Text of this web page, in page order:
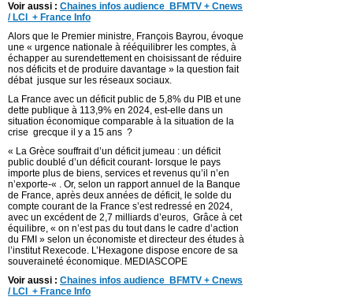
Voir aussi : Chaines infos audience BFMTV + Cnews
/ LCI + France Info
Alors que le Premier ministre, François Bayrou, évoque
une « urgence nationale à rééquilibrer les comptes, à
échapper au surendettement en choisissant de réduire
nos déficits et de produire davantage » la question fait
débat jusque sur les réseaux sociaux.
La France avec un déficit public de 5,8% du PIB et une
dette publique à 113,9% en 2024, est-elle dans un
situation économique comparable à la situation de la
crise grecque il y a 15 ans ?
« La Grèce souffrait d’un déficit jumeau : un déficit
public doublé d’un déficit courant- lorsque le pays
importe plus de biens, services et revenus qu’il n’en
n’exporte-« . Or, selon un rapport annuel de la Banque
de France, après deux années de déficit, le solde du
compte courant de la France s’est redressé en 2024,
avec un excédent de 2,7 milliards d’euros, Grâce à cet
équilibre, « on n’est pas du tout dans le cadre d’action
du FMI » selon un économiste et directeur des études à
l’institut Rexecode. L’Hexagone dispose encore de sa
souveraineté économique. MEDIASCOPE
Voir aussi : Chaines infos audience BFMTV + Cnews
/ LCI + France Info